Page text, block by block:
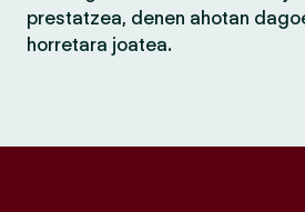
prestatzea, denen ahotan
horretara joatea.